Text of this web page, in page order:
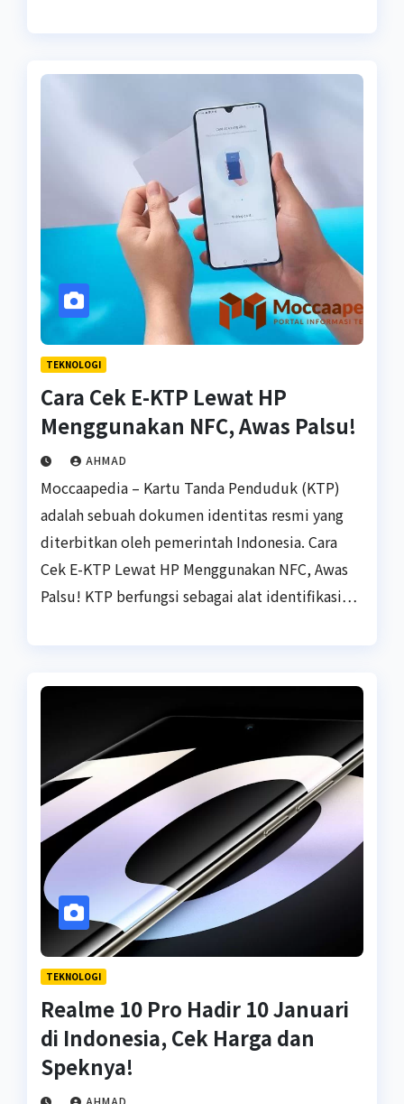
TEKNOLOGI
Cara Cek E-KTP Lewat HP
Menggunakan NFC, Awas Palsu!
AHMAD
Moccaapedia – Kartu Tanda Penduduk (KTP)
adalah sebuah dokumen identitas resmi yang
diterbitkan oleh pemerintah Indonesia. Cara
Cek E-KTP Lewat HP Menggunakan NFC, Awas
Palsu! KTP berfungsi sebagai alat identifikasi…
TEKNOLOGI
Realme 10 Pro Hadir 10 Januari
di Indonesia, Cek Harga dan
Speknya!